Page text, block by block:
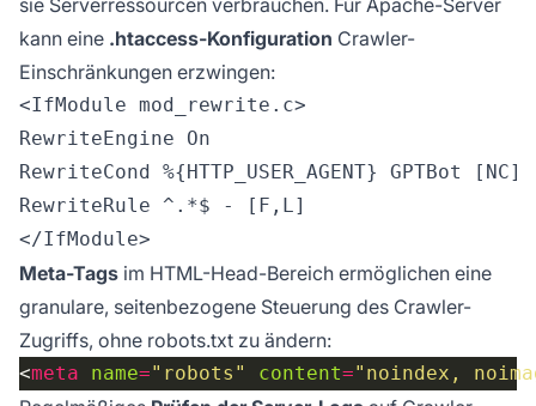
sie Serverressourcen verbrauchen. Für Apache-Server
kann eine .htaccess-Konfiguration Crawler-
Einschränkungen erzwingen:
<IfModule mod_rewrite.c>
RewriteEngine On
RewriteCond %{HTTP_USER_AGENT} GPTBot [NC]
RewriteRule ^.*$ - [F,L]
Meta-Tags im HTML-Head-Bereich ermöglichen eine
granulare, seitenbezogene Steuerung des Crawler-
Zugriffs, ohne robots.txt zu ändern:
<meta name="robots" content="noindex,